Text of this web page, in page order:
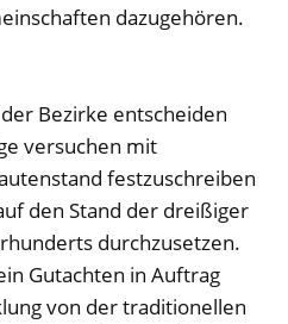
dazugehören.
Bezirke entscheiden
versuchen mit
festzuschreiben
den Stand der dreißiger
durchzusetzen.
Gutachten in Auftrag
von der traditionellen